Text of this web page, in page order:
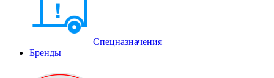
Спецназначения
Бренды